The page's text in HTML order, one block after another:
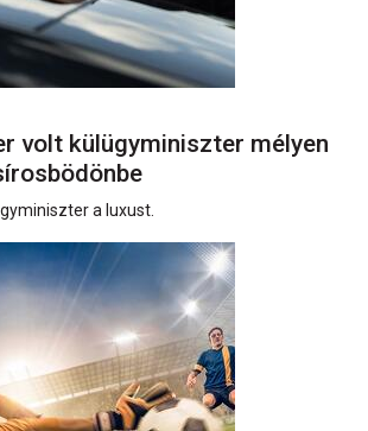
volt külügyminiszter mélyen
a luxust.